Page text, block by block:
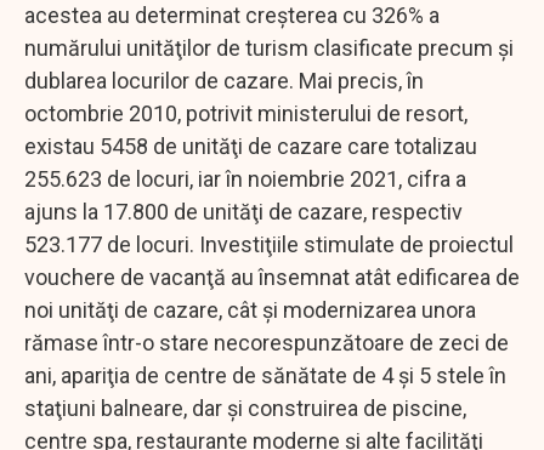
acestea au determinat creşterea cu 326% a
numărului unităţilor de turism clasificate precum şi
dublarea locurilor de cazare. Mai precis, în
octombrie 2010, potrivit ministerului de resort,
existau 5458 de unităţi de cazare care totalizau
255.623 de locuri, iar în noiembrie 2021, cifra a
ajuns la 17.800 de unităţi de cazare, respectiv
523.177 de locuri. Investiţiile stimulate de proiectul
vouchere de vacanţă au însemnat atât edificarea de
noi unităţi de cazare, cât şi modernizarea unora
rămase într-o stare necorespunzătoare de zeci de
ani, apariţia de centre de sănătate de 4 şi 5 stele în
staţiuni balneare, dar şi construirea de piscine,
centre spa, restaurante moderne şi alte facilităţi